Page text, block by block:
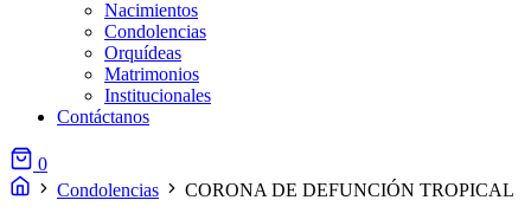
Nacimientos
Condolencias
Orquídeas
Matrimonios
Institucionales
Contáctanos
0
Condolencias
CORONA DE DEFUNCIÓN TROPICAL